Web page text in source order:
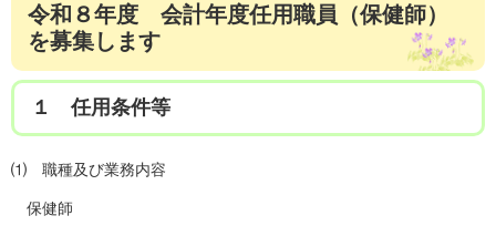
令和８年度 会計年度任用職員（保健師）
を募集します
１ 任用条件等
⑴ 職種及び業務内容
保健師